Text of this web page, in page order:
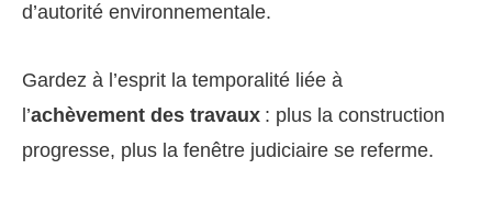
d’autorité environnementale.
Gardez à l’esprit la temporalité liée à
l’achèvement des travaux : plus la construction
progresse, plus la fenêtre judiciaire se referme.